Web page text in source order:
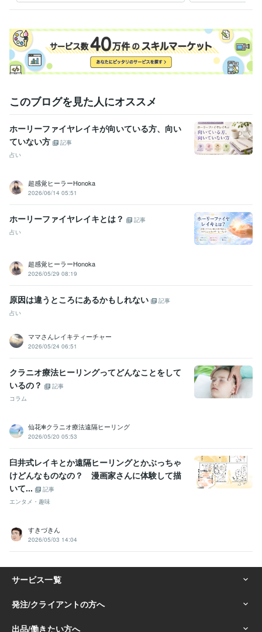
します◎
このブログを見た人にオススメ
ホーリーファイヤレイキが向いている方、向い
ていない方
記事
占い
超感覚ヒーラーHonoka
2026/06/14 05:51
ホーリーファイヤレイキとは？
記事
占い
超感覚ヒーラーHonoka
2026/05/29 08:19
原因は違うところにあるかもしれない
記事
占い
ママさんレイキティーチャー
2026/05/24 06:51
クラニオ療法ヒーリングってどんなことをして
いるの？
記事
コラム
仙花✻クラニオ療法遠隔ヒーリング
2026/05/20 05:53
臼井式レイキとか遠隔ヒーリングとかぶっちゃ
けどんなものなの？ 漫画家さんに体験して描
いて...
記事
エンタメ・趣味
すきづきん
2026/05/03 14:04